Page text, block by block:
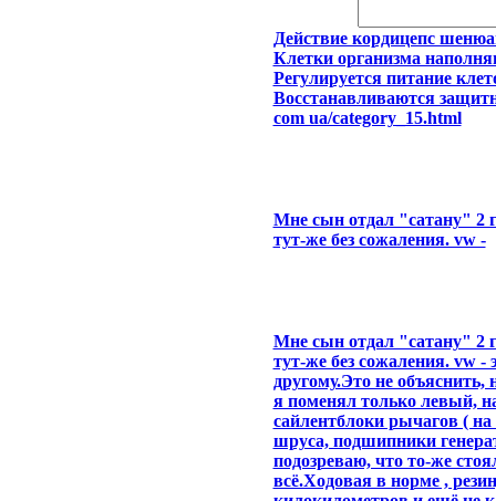
Действие кордицепс
Клетки организма
Регулируется питание
Восстанавливаются
com ua/category_15.html
Мне сын отдал "сатану" 2
тут-же без сожаления. vw -
Мне сын отдал "сатану" 2
тут-же без сожаления. vw -
другому.Это не объяснить,
я поменял только левый,
сайлентблоки рычагов (
шруса, подшипники
подозреваю, что то-же
всё.Ходовая в норме ,